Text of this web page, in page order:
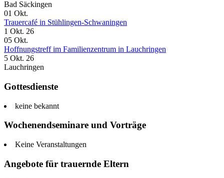
Bad Säckingen
01 Okt.
Trauercafé in Stühlingen-Schwaningen
1 Okt. 26
05 Okt.
Hoffnungstreff im Familienzentrum in Lauchringen
5 Okt. 26
Lauchringen
Gottesdienste
keine bekannt
Wochenendseminare und Vorträge
Keine Veranstaltungen
Angebote für trauernde Eltern